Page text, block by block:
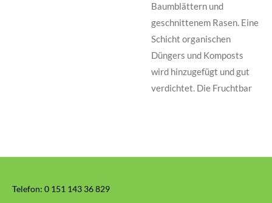
Baumblättern und
geschnittenem Rasen. Eine
Schicht organischen
Düngers und Komposts
wird hinzugefügt und gut
verdichtet. Die Fruchtbar
Telefon: 0 151 143 36 829